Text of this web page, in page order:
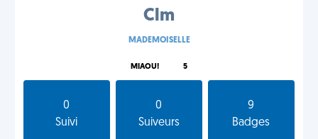
Clm
MADEMOISELLE
MIAOU! 5
0
Suivi
0
Suiveurs
9
Badges